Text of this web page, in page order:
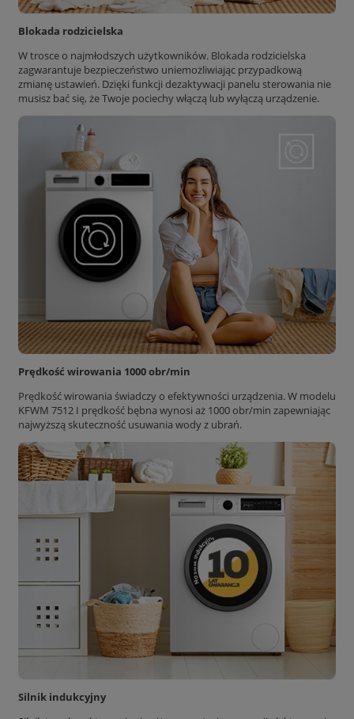
Blokada rodzicielska
W trosce o najmłodszych użytkowników. Blokada rodzicielska
zagwarantuje bezpieczeństwo uniemożliwiając przypadkową
zmianę ustawień. Dzięki funkcji dezaktywacji panelu sterowania nie
musisz bać się, że Twoje pociechy włączą lub wyłączą urządzenie.
Prędkość wirowania 1000 obr/min
Prędkość wirowania świadczy o efektywności urządzenia. W modelu
KFWM 7512 I prędkość bębna wynosi aż 1000 obr/min zapewniając
najwyższą skuteczność usuwania wody z ubrań.
Silnik indukcyjny